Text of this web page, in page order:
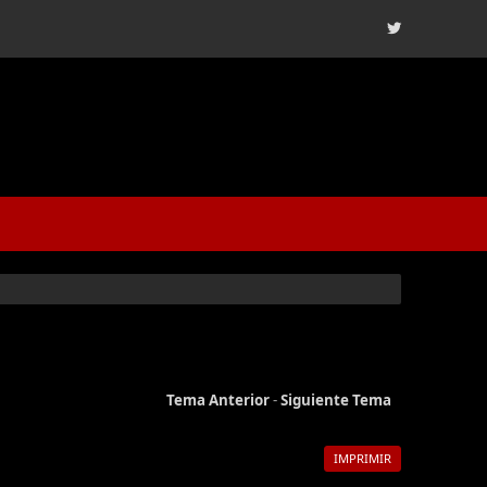
Tema Anterior-Siguiente Tema
IMPRIMIR